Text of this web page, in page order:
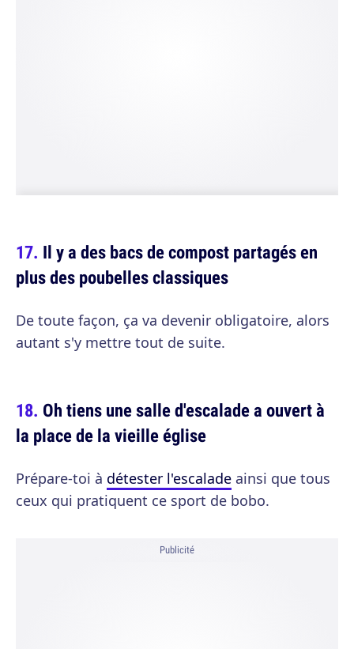
Il y a des bacs de compost partagés en
plus des poubelles classiques
De toute façon, ça va devenir obligatoire, alors
autant s'y mettre tout de suite.
Oh tiens une salle d'escalade a ouvert à
la place de la vieille église
Prépare-toi à détester l'escalade ainsi que tous
ceux qui pratiquent ce sport de bobo.
Publicité